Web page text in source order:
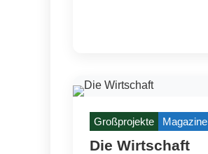
Großprojekte Magazine
Die Wirtschaft